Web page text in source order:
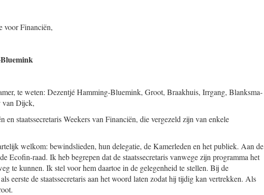
voor Financiën,
te weten: Dezentjé Hamming-Bluemink, Groot, Braakhuis, Irrgang, Blanksma-
van Dijck,
en staatssecretaris Weekers van Financiën, die vergezeld zijn van enkele
welkom: bewindslieden, hun delegatie, de Kamerleden en het publiek. Aan de
Ecofin-raad. Ik heb begrepen dat de staatssecretaris vanwege zijn programma het
te kunnen. Ik stel voor hem daartoe in de gelegenheid te stellen. Bij de
eerste de staatssecretaris aan het woord laten zodat hij tijdig kan vertrekken. Als